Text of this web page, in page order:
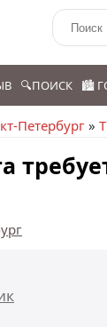
🔍ПОИСК 🏙️
Петербург »